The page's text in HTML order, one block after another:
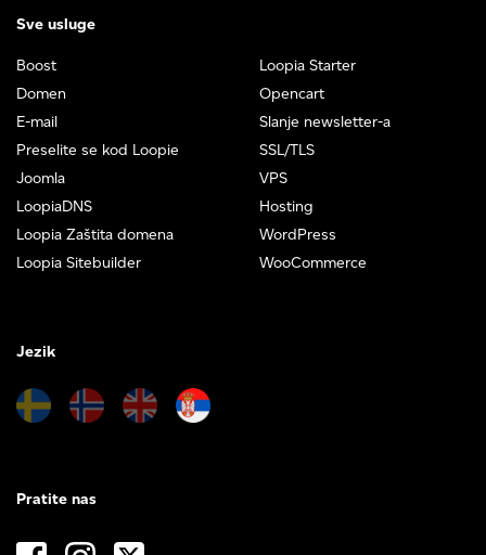
Sve usluge
Boost
Domen
E-mail
Preselite se kod Loopie
Joomla
LoopiaDNS
Loopia Zaštita domena
Loopia Sitebuilder
Loopia Starter
Opencart
Slanje newsletter-a
SSL/TLS
VPS
Hosting
WordPress
WooCommerce
Jezik
Pratite nas